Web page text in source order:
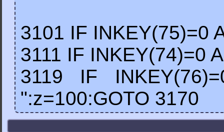
3101 IF INKEY(75)=0
3111 IF INKEY(74)=0
3119 IF
":z=100:GOTO 3170